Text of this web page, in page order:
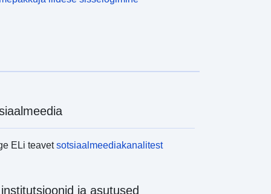
ELi teavetsotsiaalmeediakanalitest
ja asutused